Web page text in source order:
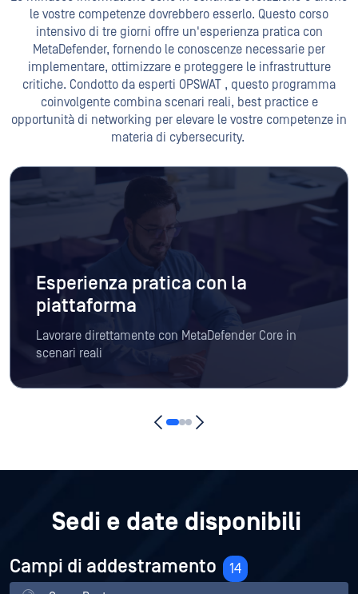
le vostre competenze dovrebbero esserlo. Questo corso
intensivo di tre giorni offre un'esperienza pratica con
MetaDefender, fornendo le conoscenze necessarie per
implementare, ottimizzare e proteggere le infrastrutture
critiche. Condotto da esperti OPSWAT , questo programma
coinvolgente combina scenari reali, best practice e
opportunità di networking per elevare le vostre competenze in
materia di cybersecurity.
Esperienza pratica con la
piattaforma
Lavorare direttamente con MetaDefender Core in
scenari reali
Sedi e date disponibili
Campi di addestramento 14